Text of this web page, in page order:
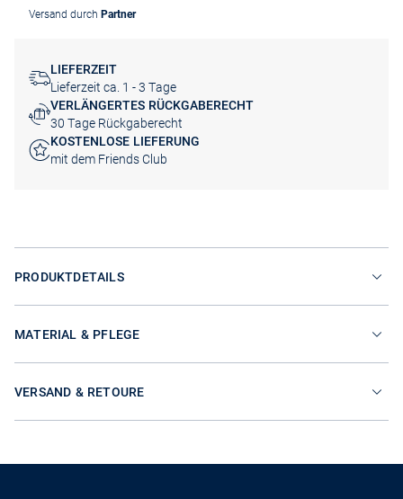
Versand durch Partner
LIEFERZEIT
Lieferzeit ca. 1 - 3 Tage
VERLÄNGERTES RÜCKGABERECHT
30 Tage Rückgaberecht
KOSTENLOSE LIEFERUNG
mit dem Friends Club
PRODUKTDETAILS
MATERIAL & PFLEGE
VERSAND & RETOURE